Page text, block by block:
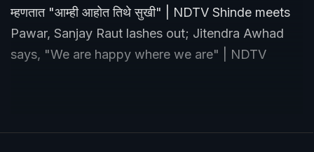
म्हणतात "आम्ही आहोत तिथे सुखी" | NDTV Shinde meets
Pawar, Sanjay Raut lashes out; Jitendra Awhad
says, "We are happy where we are" | NDTV